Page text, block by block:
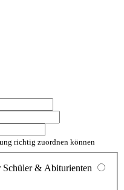
richtig zuordnen können
Schüler & Abiturienten